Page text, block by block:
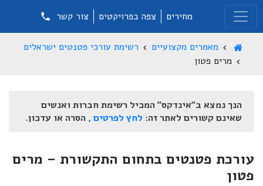
מחירים צפה בפרויקטים צור קשר
מאמרים מקצועיים
רשימת עורכי פטנטים ישראלים
מרים פטון
הנך נמצא ב"אינדקס" המכיל רשימת חברות ואנשים
שאינם קשורים לאתר זה: לחץ לפרטים , הסרה או עדכון.
עורכת פטנטים בתחום התקשורת – מרים
פטון